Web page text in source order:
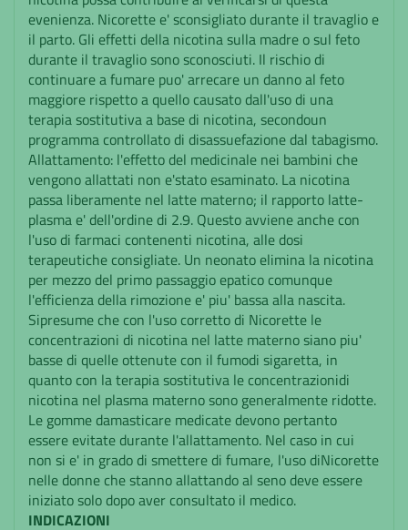
evenienza. Nicorette e' sconsigliato durante il travaglio e
il parto. Gli effetti della nicotina sulla madre o sul feto
durante il travaglio sono sconosciuti. Il rischio di
continuare a fumare puo' arrecare un danno al feto
maggiore rispetto a quello causato dall'uso di una
terapia sostitutiva a base di nicotina, secondoun
programma controllato di disassuefazione dal tabagismo.
Allattamento: l'effetto del medicinale nei bambini che
vengono allattati non e'stato esaminato. La nicotina
passa liberamente nel latte materno; il rapporto latte-
plasma e' dell'ordine di 2.9. Questo avviene anche con
l'uso di farmaci contenenti nicotina, alle dosi
terapeutiche consigliate. Un neonato elimina la nicotina
per mezzo del primo passaggio epatico comunque
l'efficienza della rimozione e' piu' bassa alla nascita.
Sipresume che con l'uso corretto di Nicorette le
concentrazioni di nicotina nel latte materno siano piu'
basse di quelle ottenute con il fumodi sigaretta, in
quanto con la terapia sostitutiva le concentrazionidi
nicotina nel plasma materno sono generalmente ridotte.
Le gomme damasticare medicate devono pertanto
essere evitate durante l'allattamento. Nel caso in cui
non si e' in grado di smettere di fumare, l'uso diNicorette
nelle donne che stanno allattando al seno deve essere
iniziato solo dopo aver consultato il medico.
INDICAZIONI